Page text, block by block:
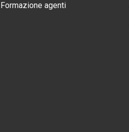
Formazione agenti